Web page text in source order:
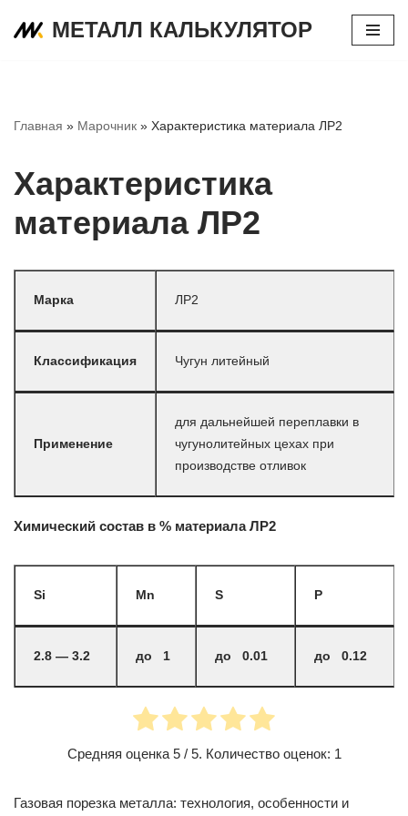
МЕТАЛЛ КАЛЬКУЛЯТОР
Главная » Марочник » Характеристика материала ЛР2
Характеристика
материала ЛР2
Марка ЛР2
Классификация Чугун литейный
Применение
для дальнейшей переплавки в
чугунолитейных цехах при
производстве отливок
Химический состав в % материала ЛР2
Si Mn S P
2.8 — 3.2 до 1 до 0.01 до 0.12
Средняя оценка 5/ 5. Количество оценок: 1
Газовая порезка металла: технология, особенности и